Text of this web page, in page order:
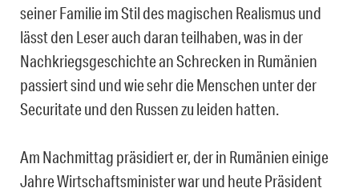
seiner Familie im Stil des magischen Realismus und
lässt den Leser auch daran teilhaben, was in der
Nachkriegsgeschichte an Schrecken in Rumänien
passiert sind und wie sehr die Menschen unter der
Securitate und den Russen zu leiden hatten.
Am Nachmittag präsidiert er, der in Rumänien einige
Jahre Wirtschaftsminister war und heute Präsident